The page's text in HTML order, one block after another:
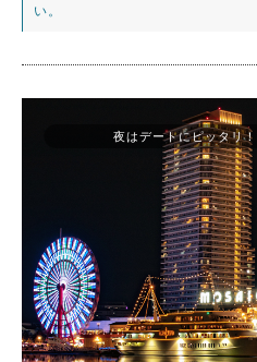
い。
夜はデートにピッタリ